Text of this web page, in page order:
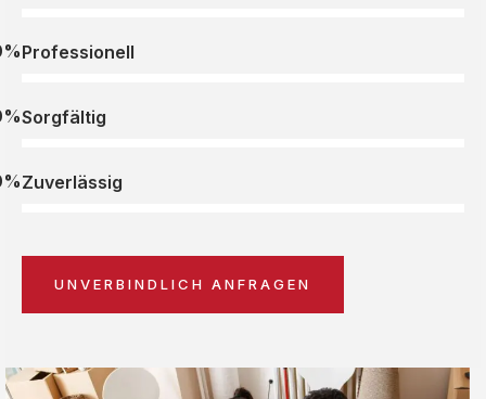
Professionell
Sorgfältig
Zuverlässig
UNVERBINDLICH ANFRAGEN